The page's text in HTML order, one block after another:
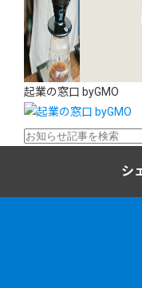
起業の窓口 byGMO
シ